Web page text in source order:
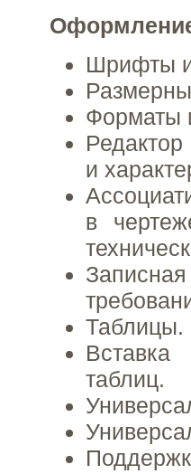
Шрифты
Форматы
и
в
Таблицы.
таблиц.